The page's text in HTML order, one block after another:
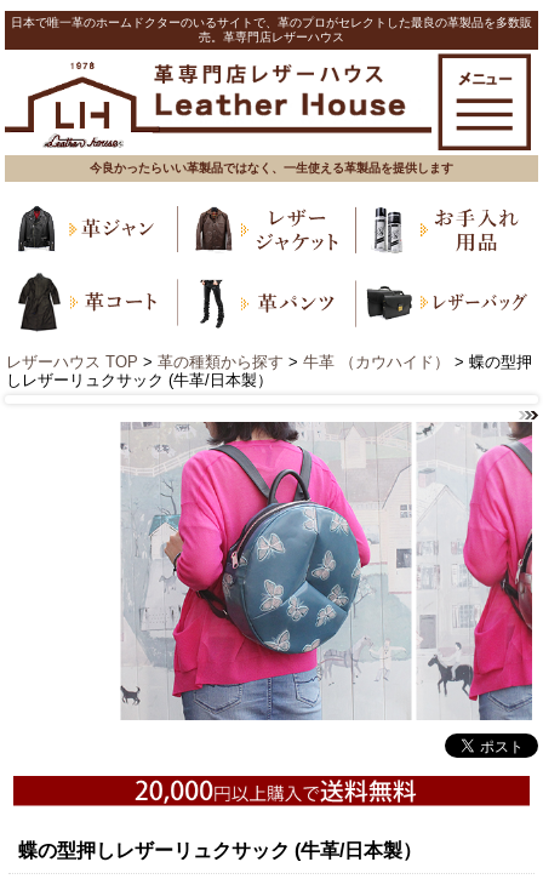
日本で唯一革のホームドクターのいるサイトで、革のプロがセレクトした最良の革製品を多数販
売。革専門店レザーハウス
今良かったらいい革製品ではなく、一生使える革製品を提供します
レザーハウス TOP > 革の種類から探す > 牛革 （カウハイド）
> 蝶の型押
しレザーリュクサック (牛革/日本製）
蝶の型押しレザーリュクサック (牛革/日本製）